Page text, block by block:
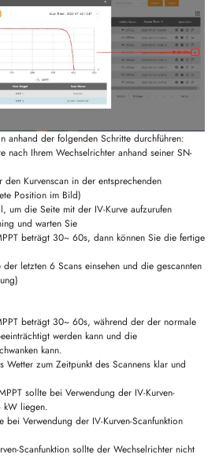
anhand der folgenden Schritte durchführen:
nach Ihrem Wechselrichter anhand seiner SN-
Kurvenscan in der entsprechenden
Position im Bild)
um die Seite mit der IV-Kurve aufzurufen
und warten Sie
beträgt 30~ 60s, dann können Sie die fertige
letzten 6 Scans einsehen und die gescannten
beträgt 30~ 60s, während der der normale
werden kann und die
kann.
Wetter zum Zeitpunkt des Scannens klar und
sollte bei Verwendung der IV-Kurven-
kW liegen.
bei Verwendung der IV-Kurven-Scanfunktion
Scanfunktion sollte der Wechselrichter nicht